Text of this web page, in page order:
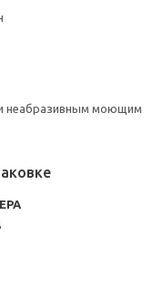
неабразивным моющим